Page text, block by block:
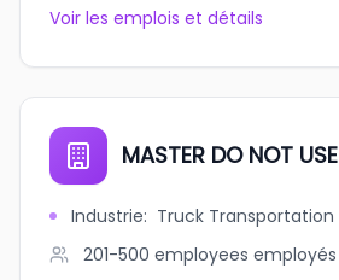
Voir les emplois et détails
MASTER DO NOT USE
Industrie: Truck Transportation
201-500 employees employés